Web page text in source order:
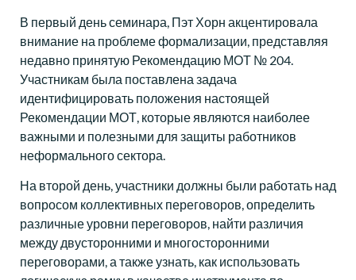
В первый день семинара, Пэт Хорн акцентировала
внимание на проблеме формализации, представляя
недавно принятую Рекомендацию МОТ № 204.
Участникам была поставлена задача
идентифицировать положения настоящей
Рекомендации МОТ, которые являются наиболее
важными и полезными для защиты работников
неформального сектора.
На второй день, участники должны были работать над
вопросом коллективных переговоров, определить
различные уровни переговоров, найти различия
между двусторонними и многосторонними
переговорами, а также узнать, как использовать